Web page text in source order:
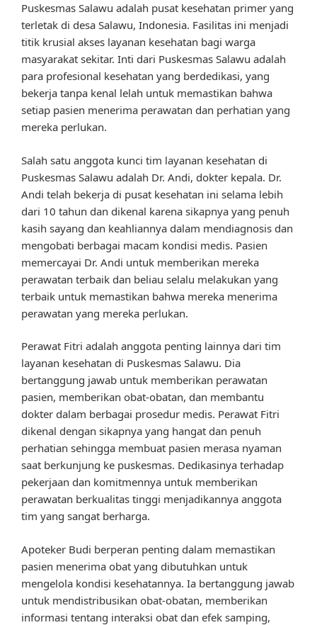
Puskesmas Salawu adalah pusat kesehatan primer yang
terletak di desa Salawu, Indonesia. Fasilitas ini menjadi
titik krusial akses layanan kesehatan bagi warga
masyarakat sekitar. Inti dari Puskesmas Salawu adalah
para profesional kesehatan yang berdedikasi, yang
bekerja tanpa kenal lelah untuk memastikan bahwa
setiap pasien menerima perawatan dan perhatian yang
mereka perlukan.
Salah satu anggota kunci tim layanan kesehatan di
Puskesmas Salawu adalah Dr. Andi, dokter kepala. Dr.
Andi telah bekerja di pusat kesehatan ini selama lebih
dari 10 tahun dan dikenal karena sikapnya yang penuh
kasih sayang dan keahliannya dalam mendiagnosis dan
mengobati berbagai macam kondisi medis. Pasien
memercayai Dr. Andi untuk memberikan mereka
perawatan terbaik dan beliau selalu melakukan yang
terbaik untuk memastikan bahwa mereka menerima
perawatan yang mereka perlukan.
Perawat Fitri adalah anggota penting lainnya dari tim
layanan kesehatan di Puskesmas Salawu. Dia
bertanggung jawab untuk memberikan perawatan
pasien, memberikan obat-obatan, dan membantu
dokter dalam berbagai prosedur medis. Perawat Fitri
dikenal dengan sikapnya yang hangat dan penuh
perhatian sehingga membuat pasien merasa nyaman
saat berkunjung ke puskesmas. Dedikasinya terhadap
pekerjaan dan komitmennya untuk memberikan
perawatan berkualitas tinggi menjadikannya anggota
tim yang sangat berharga.
Apoteker Budi berperan penting dalam memastikan
pasien menerima obat yang dibutuhkan untuk
mengelola kondisi kesehatannya. Ia bertanggung jawab
untuk mendistribusikan obat-obatan, memberikan
informasi tentang interaksi obat dan efek samping,